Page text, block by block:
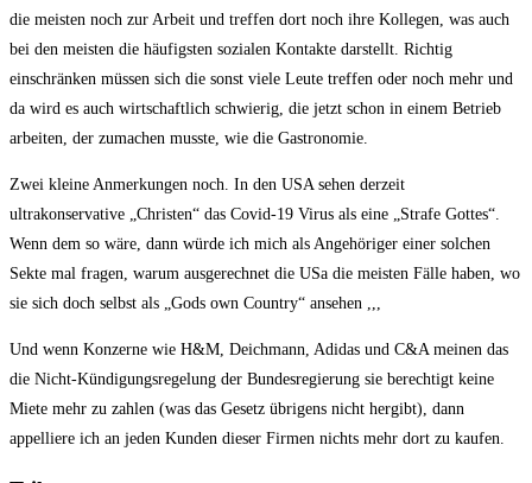
die meisten noch zur Arbeit und treffen dort noch ihre Kollegen, was auch
bei den meisten die häufigsten sozialen Kontakte darstellt. Richtig
einschränken müssen sich die sonst viele Leute treffen oder noch mehr und
da wird es auch wirtschaftlich schwierig, die jetzt schon in einem Betrieb
arbeiten, der zumachen musste, wie die Gastronomie.
Zwei kleine Anmerkungen noch. In den USA sehen derzeit
ultrakonservative „Christen“ das Covid-19 Virus als eine „Strafe Gottes“.
Wenn dem so wäre, dann würde ich mich als Angehöriger einer solchen
Sekte mal fragen, warum ausgerechnet die USa die meisten Fälle haben, wo
sie sich doch selbst als „Gods own Country“ ansehen ,,,
Und wenn Konzerne wie H&M, Deichmann, Adidas und C&A meinen das
die Nicht-Kündigungsregelung der Bundesregierung sie berechtigt keine
Miete mehr zu zahlen (was das Gesetz übrigens nicht hergibt), dann
appelliere ich an jeden Kunden dieser Firmen nichts mehr dort zu kaufen.